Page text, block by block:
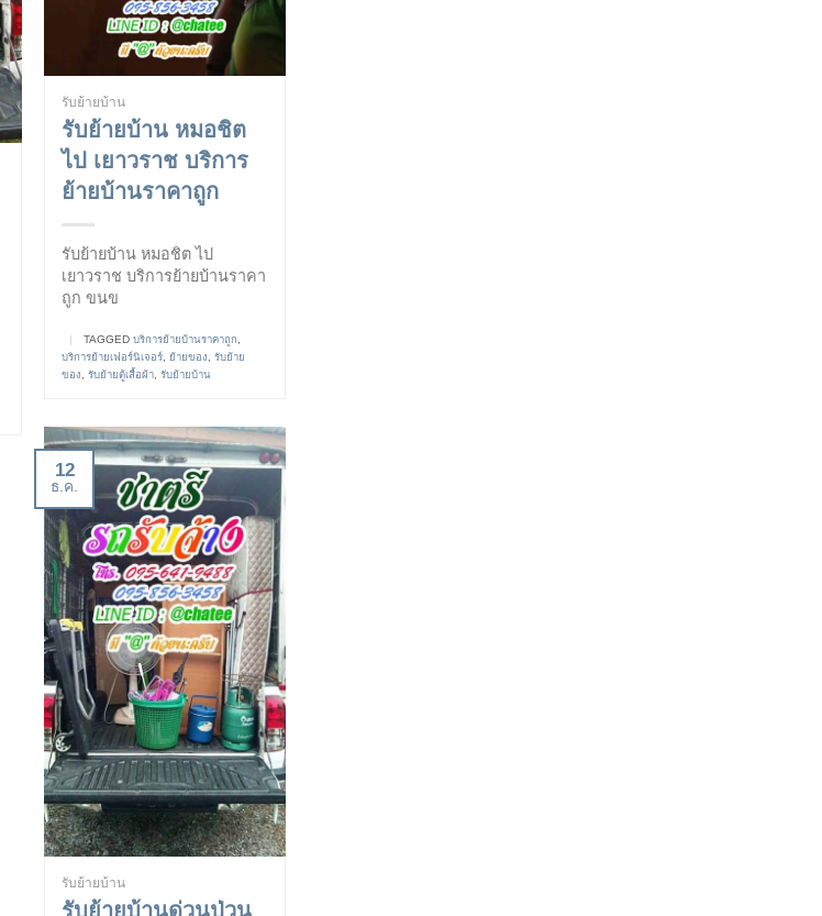
รับย้ายบ้าน
รับย้ายบ้าน หมอชิต
ไป เยาวราช บริการ
ย้ายบ้านราคาถูก
รับย้ายบ้าน หมอชิต ไป
เยาวราช บริการย้ายบ้านราคา
ถูก ขนข
| TAGGEDบริการย้ายบ้านราคาถูก,
บริการย้ายเฟอร์นิเจอร์, ย้ายของ,รับย้าย
ของ,รับย้ายตู้เสื้อผ้า,รับย้ายบ้าน
12
ธ.ค.
รับย้ายบ้าน
รับย้ายบ้านด่วนป่วน